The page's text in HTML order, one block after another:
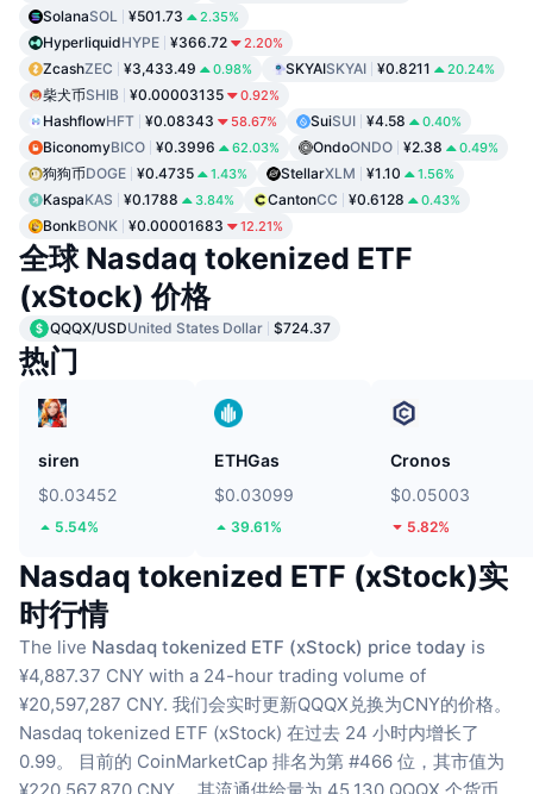
SolanaSOL ¥501.73 2.35%
HyperliquidHYPE ¥366.72 2.20%
ZcashZEC ¥3,433.49 0.98% SKYAISKYAI ¥0.8211 20.24%
柴犬币SHIB ¥0.00003135 0.92%
HashflowHFT ¥0.08343 58.67% SuiSUI ¥4.58 0.40%
BiconomyBICO ¥0.3996 62.03% OndoONDO ¥2.38 0.49%
狗狗币DOGE ¥0.4735 1.43% StellarXLM ¥1.10 1.56%
KaspaKAS ¥0.1788 3.84% CantonCC ¥0.6128 0.43%
BonkBONK ¥0.00001683 12.21%
全球 Nasdaq tokenized ETF
(xStock) 价格
QQQX/USDUnited States Dollar $724.37
热门
siren
$0.03452
5.54%
ETHGas
$0.03099
39.61%
Cronos
$0.05003
5.82%
Nasdaq tokenized ETF (xStock)实
时行情
The live Nasdaq tokenized ETF (xStock) price today is
¥4,887.37 CNY with a 24-hour trading volume of
¥20,597,287 CNY. 我们会实时更新QQQX兑换为CNY的价格。
Nasdaq tokenized ETF (xStock) 在过去 24 小时内增长了
0.99。
目前的 CoinMarketCap 排名为第 #466 位，其市值为
¥220,567,870 CNY。
其流通供给量为 45,130 QQQX 个货币